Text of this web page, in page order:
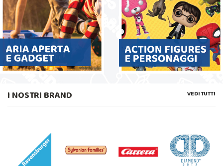
I NOSTRI BRAND VEDI TUTTI